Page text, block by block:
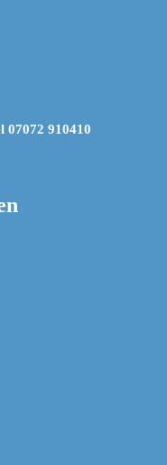
07072 910410